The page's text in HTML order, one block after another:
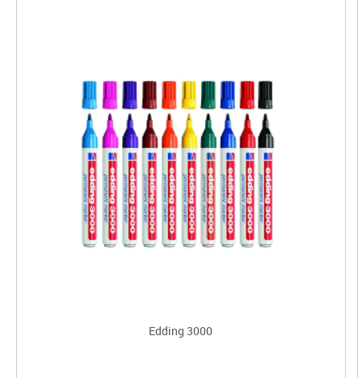
Edding 3000